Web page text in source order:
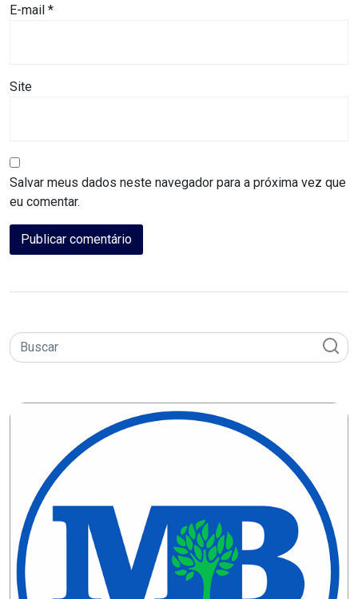
Blog
CÂMARA
CÂMARA
DE
MACAU
CÂMARA
DE
NATAL
CÂMARA
FEDERAL
CÂMARA
MUNICIPAL
DE
MACAU
E-mail *
Site
Salvar meus dados neste navegador para a próxima vez que
eu comentar.